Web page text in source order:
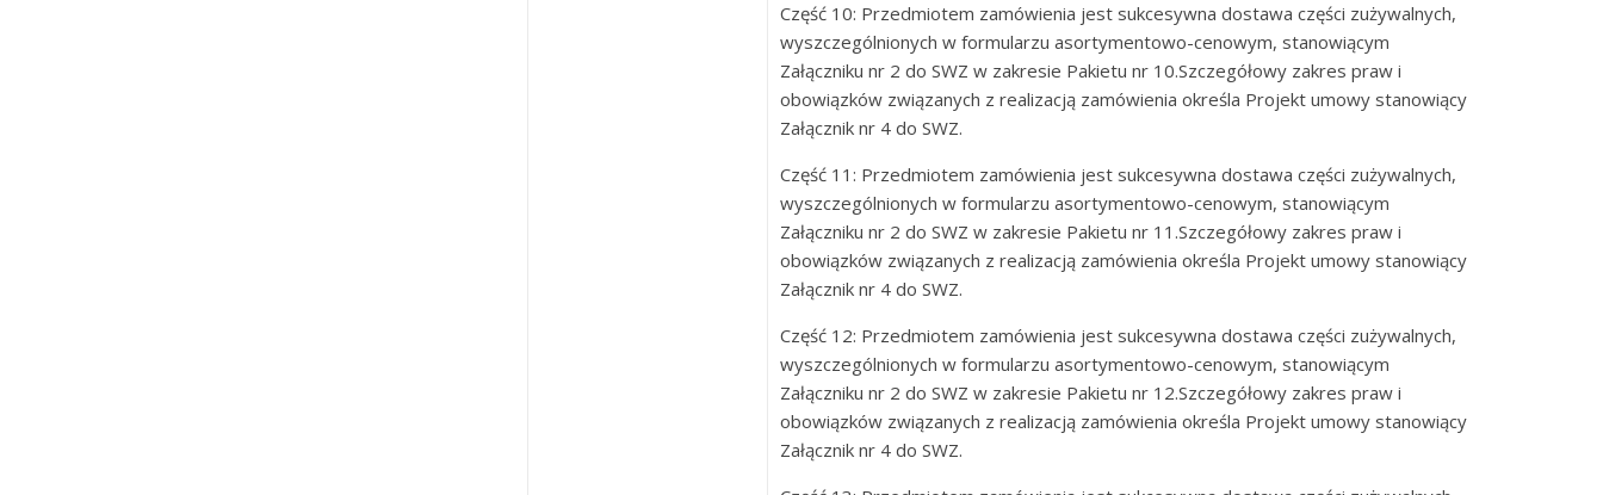
Część 10: Przedmiotem zamówienia jest sukcesywna dostawa części zużywalnych,
wyszczególnionych w formularzu asortymentowo-cenowym, stanowiącym
Załączniku nr 2 do SWZ w zakresie Pakietu nr 10.Szczegółowy zakres praw i
obowiązków związanych z realizacją zamówienia określa Projekt umowy stanowiący
Załącznik nr 4 do SWZ.
Część 11: Przedmiotem zamówienia jest sukcesywna dostawa części zużywalnych,
wyszczególnionych w formularzu asortymentowo-cenowym, stanowiącym
Załączniku nr 2 do SWZ w zakresie Pakietu nr 11.Szczegółowy zakres praw i
obowiązków związanych z realizacją zamówienia określa Projekt umowy stanowiący
Załącznik nr 4 do SWZ.
Część 12: Przedmiotem zamówienia jest sukcesywna dostawa części zużywalnych,
wyszczególnionych w formularzu asortymentowo-cenowym, stanowiącym
Załączniku nr 2 do SWZ w zakresie Pakietu nr 12.Szczegółowy zakres praw i
obowiązków związanych z realizacją zamówienia określa Projekt umowy stanowiący
Załącznik nr 4 do SWZ.